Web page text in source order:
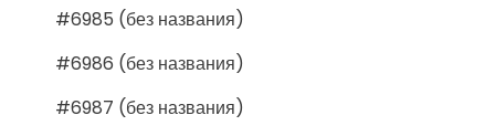
#6985 (без названия)
#6986 (без названия)
#6987 (без названия)